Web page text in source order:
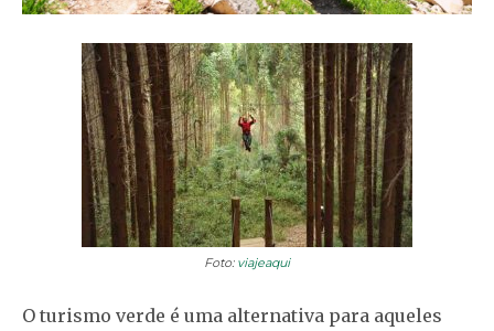
Foto: viajeaqui
O turismo verde é uma alternativa para aqueles